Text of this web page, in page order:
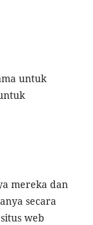
untuk
mereka dan
secara
web